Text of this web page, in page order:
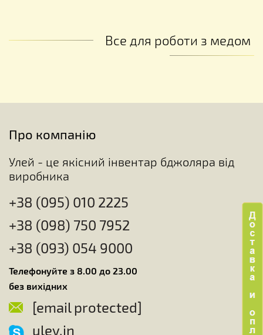
Все для роботи з медом
Про компанію
Улей - це якісний інвентар бджоляра від
виробника
+38 (095) 010 2225
+38 (098) 750 7952
+38 (093) 054 9000
Телефонуйте з 8.00 до 23.00
без вихідних
[email protected]
uley.in